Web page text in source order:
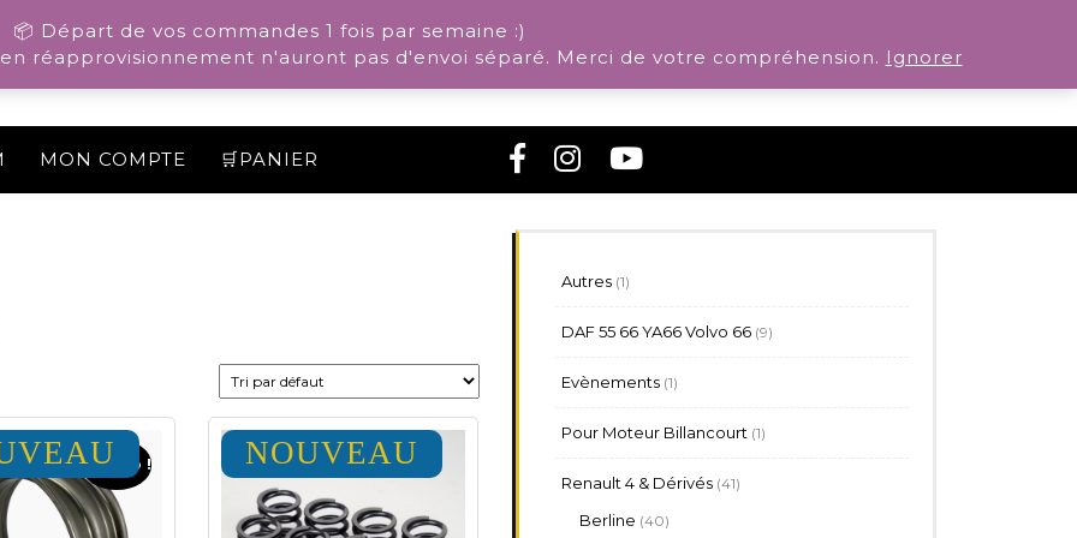
📦 Départ de vos commandes 1 fois par semaine :)
réapprovisionnement n'auront pas d'envoi séparé. Merci de votre compréhension. Ignorer
MON COMPTE 🛒PANIER
Promo ! NOUVEAU
Autres 11
DAF 55 66 YA66 Volvo 66 99
Evènements 11
Pour Moteur Billancourt 11
Renault 4 & Dérivés 4141
Berline 4040